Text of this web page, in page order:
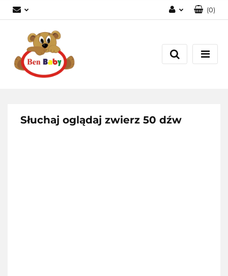
Zarejestruj się
Dodaj zgłoszenie
(0)
Słuchaj oglądaj zwierz 50 dźw